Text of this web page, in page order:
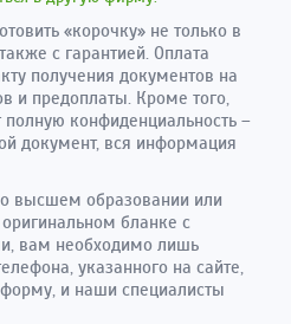
«корочку» не только в
с гарантией. Оплата
получения документов на
и предоплаты. Кроме того,
конфиденциальность –
документ, вся информация
высшем образовании или
бланке с
вам необходимо лишь
указанного на сайте,
и наши специалисты